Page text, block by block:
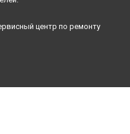
центр по ремонту